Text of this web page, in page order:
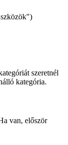
szeretnél
kategória.
van, először